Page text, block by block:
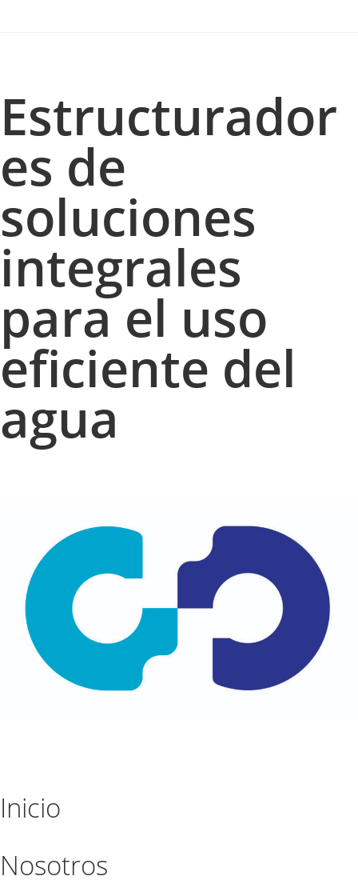
Estructurador
es de
soluciones
integrales
para el uso
eficiente del
agua
Inicio
Nosotros